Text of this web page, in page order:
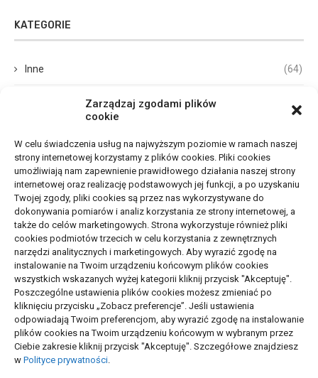
Zarządzaj zgodami plików
cookie
W celu świadczenia usług na najwyższym poziomie w ramach naszej
strony internetowej korzystamy z plików cookies. Pliki cookies
umożliwiają nam zapewnienie prawidłowego działania naszej strony
internetowej oraz realizację podstawowych jej funkcji, a po uzyskaniu
Twojej zgody, pliki cookies są przez nas wykorzystywane do
dokonywania pomiarów i analiz korzystania ze strony internetowej, a
także do celów marketingowych. Strona wykorzystuje również pliki
cookies podmiotów trzecich w celu korzystania z zewnętrznych
narzędzi analitycznych i marketingowych. Aby wyrazić zgodę na
instalowanie na Twoim urządzeniu końcowym plików cookies
wszystkich wskazanych wyżej kategorii kliknij przycisk "Akceptuję".
Poszczególne ustawienia plików cookies możesz zmieniać po
kliknięciu przycisku „Zobacz preferencje”. Jeśli ustawienia
odpowiadają Twoim preferencjom, aby wyrazić zgodę na instalowanie
plików cookies na Twoim urządzeniu końcowym w wybranym przez
Ciebie zakresie kliknij przycisk "Akceptuję". Szczegółowe znajdziesz
w Polityce prywatności.
KATEGORIE
Inne (64)
Biznes, Finanse
Budownictwo, Przemysł
Edukacja, Rozrywka (33)
Zdrowie, Medycyna (105)
Moda, Uroda
Turystyka, Aktywność (50)
Motoryzacja, Transport (83)
Usługi (72)